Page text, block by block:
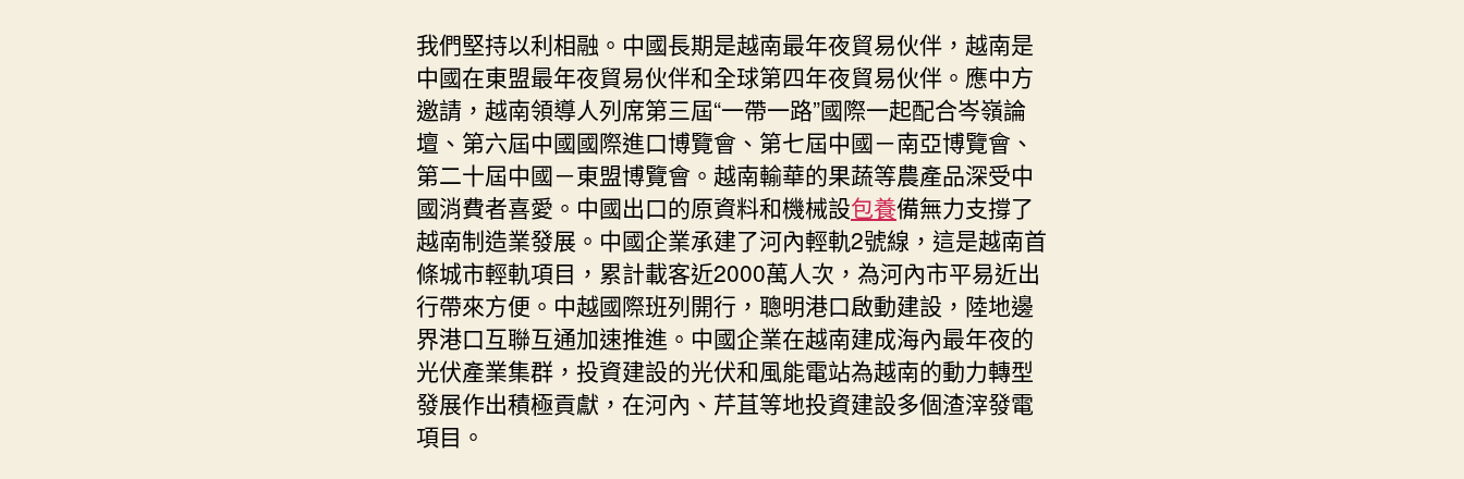
我們堅持以利相融。中國長期是越南最年夜貿易伙伴，越南是
中國在東盟最年夜貿易伙伴和全球第四年夜貿易伙伴。應中方
邀請，越南領導人列席第三屆“一帶一路”國際一起配合岑嶺論
壇、第六屆中國國際進口博覽會、第七屆中國－南亞博覽會、
第二十屆中國－東盟博覽會。越南輸華的果蔬等農產品深受中
國消費者喜愛。中國出口的原資料和機械設包養備無力支撐了
越南制造業發展。中國企業承建了河內輕軌2號線，這是越南首
條城市輕軌項目，累計載客近2000萬人次，為河內市平易近出
行帶來方便。中越國際班列開行，聰明港口啟動建設，陸地邊
界港口互聯互通加速推進。中國企業在越南建成海內最年夜的
光伏產業集群，投資建設的光伏和風能電站為越南的動力轉型
發展作出積極貢獻，在河內、芹苴等地投資建設多個渣滓發電
項目。